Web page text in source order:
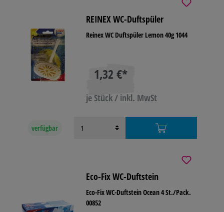
REINEX WC-Duftspüler
Reinex WC Duftspüler Lemon 40g 1044
1,32 €*
je Stück / inkl. MwSt
verfügbar
Eco-Fix WC-Duftstein
Eco-Fix WC-Duftstein Ocean 4 St./Pack.
00852